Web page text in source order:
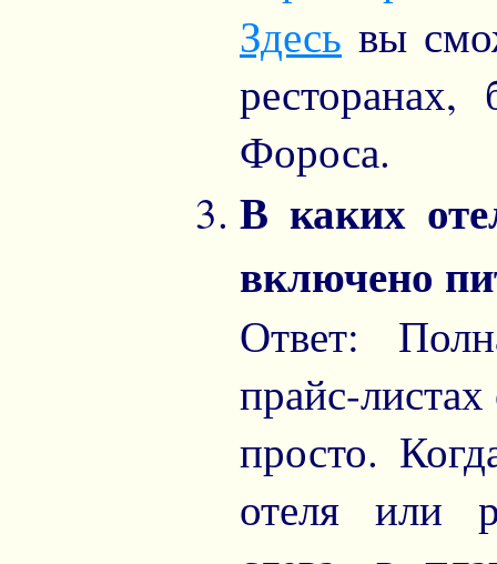
Здесь вы
Фороса.
В каких
включено
Ответ:
прайс-
просто.
отеля или